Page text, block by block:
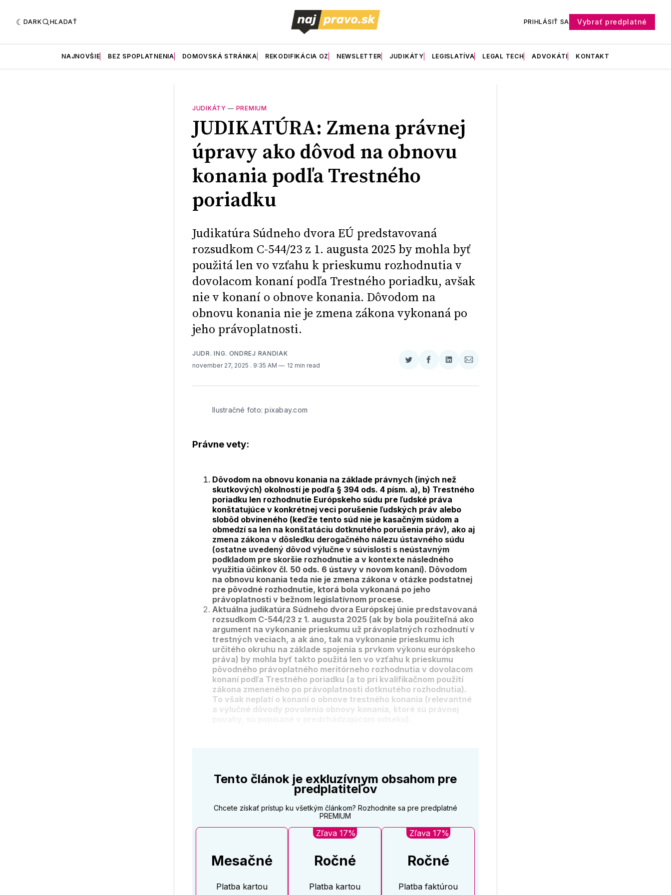
DARK HĽADAŤ PRIHLÁSIŤ SA Vybrať predplatné
NAJNOVŠIE BEZ SPOPLATNENIA DOMOVSKÁ STRÁNKA REKODIFIKÁCIA OZ NEWSLETTER JUDIKÁTY LEGISLATÍVA LEGAL TECH ADVOKÁTI KONTAKT
JUDIKÁTY — PREMIUM
JUDIKATÚRA: Zmena právnej
úpravy ako dôvod na obnovu
konania podľa Trestného
poriadku
Judikatúra Súdneho dvora EÚ predstavovaná
rozsudkom C-544/23 z 1. augusta 2025 by mohla byť
použitá len vo vzťahu k prieskumu rozhodnutia v
dovolacom konaní podľa Trestného poriadku, avšak
nie v konaní o obnove konania. Dôvodom na
obnovu konania nie je zmena zákona vykonaná po
jeho právoplatnosti.
JUDR. ING. ONDREJ RANDIAK
november 27, 2025 . 9:35 AM 12 min read
Zdieľať
Twitter
Zdieľať
Facebooku
Zdieľať
LinkedIne
Zdieľať
E-
Ilustračné foto: pixabay.com
Právne vety:
Dôvodom na obnovu konania na základe právnych (iných než
skutkových) okolností je podľa § 394 ods. 4 písm. a), b) Trestného
poriadku len rozhodnutie Európskeho súdu pre ľudské práva
konštatujúce v konkrétnej veci porušenie ľudských práv alebo
slobôd obvineného (keďže tento súd nie je kasačným súdom a
obmedzí sa len na konštatáciu dotknutého porušenia práv), ako aj
zmena zákona v dôsledku derogačného nálezu ústavného súdu
(ostatne uvedený dôvod výlučne v súvislosti s neústavným
podkladom pre skoršie rozhodnutie a v kontexte následného
využitia účinkov čl. 50 ods. 6 ústavy v novom konaní). Dôvodom
na obnovu konania teda nie je zmena zákona v otázke podstatnej
pre pôvodné rozhodnutie, ktorá bola vykonaná po jeho
právoplatnosti v bežnom legislatívnom procese.
Aktuálna judikatúra Súdneho dvora Európskej únie predstavovaná
rozsudkom C-544/23 z 1. augusta 2025 (ak by bola použiteľná ako
argument na vykonanie prieskumu už právoplatných rozhodnutí v
trestných veciach, a ak áno, tak na vykonanie prieskumu ich
určitého okruhu na základe spojenia s prvkom výkonu európskeho
práva) by mohla byť takto použitá len vo vzťahu k prieskumu
pôvodného právoplatného meritórneho rozhodnutia v dovolacom
konaní podľa Trestného poriadku (a to pri kvalifikačnom použití
zákona zmeneného po právoplatnosti dotknutého rozhodnutia).
To však neplatí o konaní o obnove trestného konania (relevantné
a výlučné dôvody povolenia obnovy konania, ktoré sú právnej
Tento článok je exkluzívnym obsahom pre
predplatiteľov
Chcete získať prístup ku všetkým článkom? Rozhodnite sa pre predplatné
PREMIUM
Mesačné
Platba kartou
Zľava 17%
Ročné
Platba kartou
Zľava 17%
Ročné
Platba faktúrou